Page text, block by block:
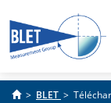
> BLET >